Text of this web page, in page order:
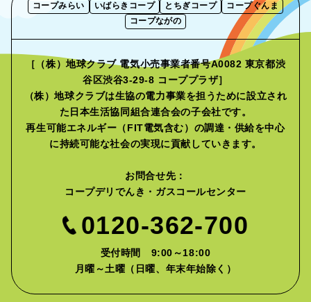
コープみらい いばらきコープ とちぎコープ
コープぐんま
コープながの
［（株）地球クラブ 電気小売事業者番号A0082 東京都渋
谷区渋谷3-29-8 コーププラザ］
（株）地球クラブは生協の電力事業を担うために設立され
た 日本生活協同組合連合会の子会社です。
再生可能エネルギー（FIT電気含む）の調達・供給を中心
に持続可能な社会の実現に貢献していきます。
お問合せ先：
コープデリでんき・ガスコールセンター
0120-362-700
受付時間 9:00～18:00
月曜～土曜（日曜、年末年始除く）